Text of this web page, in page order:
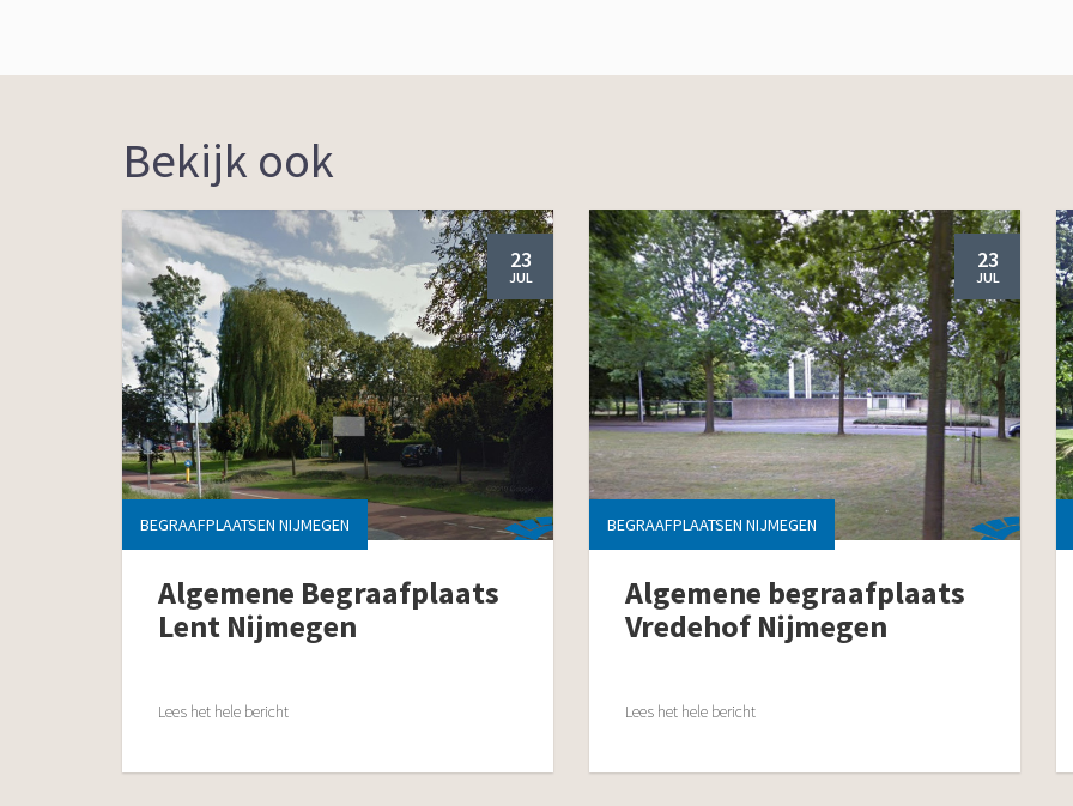
Bekijk ook
23
JUL
BEGRAAFPLAATSEN NIJMEGEN
Algemene Begraafplaats
Lent Nijmegen
Lees het hele bericht
23
JUL
BEGRAAFPLAATSEN NIJMEGEN
Algemene begraafplaats
Vredehof Nijmegen
Lees het hele bericht